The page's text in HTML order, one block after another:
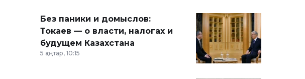
Без паники и домыслов:
Токаев — о власти, налогах и
будущем Казахстана
5 қаңтар, 10:15